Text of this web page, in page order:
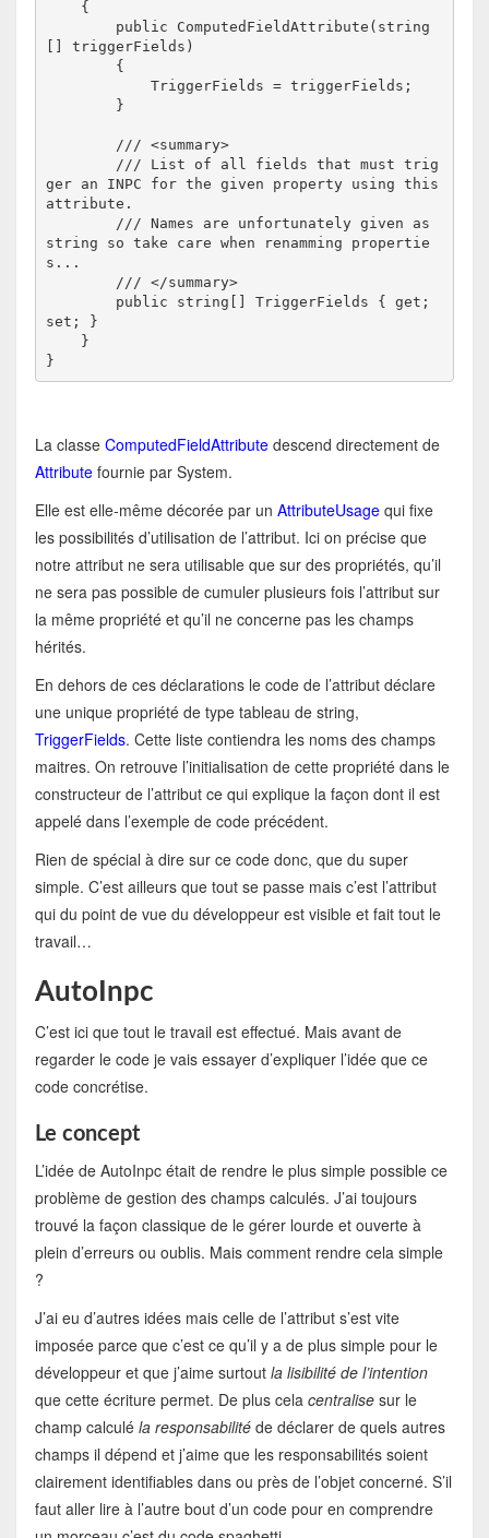
[] triggerFields)
            TriggerFields = triggerFields;
ger an INPC for the given property using this
attribute.
string so take care when renamming propertie
s...
set; }
}
La classe ComputedFieldAttributedescend directement de
Attributefournie par System.
Elle est elle-même décorée par un AttributeUsagequi fixe
les possibilités d’utilisation de l’attribut. Ici on précise que
notre attribut ne sera utilisable que sur des propriétés, qu’il
ne sera pas possible de cumuler plusieurs fois l’attribut sur
la même propriété et qu’il ne concerne pas les champs
hérités.
En dehors de ces déclarations le code de l’attribut déclare
une unique propriété de type tableau de string,
TriggerFields. Cette liste contiendra les noms des champs
maitres. On retrouve l’initialisation de cette propriété dans le
constructeur de l’attribut ce qui explique la façon dont il est
appelé dans l’exemple de code précédent.
Rien de spécial à dire sur ce code donc, que du super
simple. C’est ailleurs que tout se passe mais c’est l’attribut
qui du point de vue du développeur est visible et fait tout le
travail…
AutoInpc
C’est ici que tout le travail est effectué. Mais avant de
regarder le code je vais essayer d’expliquer l’idée que ce
code concrétise.
Le concept
L’idée de AutoInpc était de rendre le plus simple possible ce
problème de gestion des champs calculés. J’ai toujours
trouvé la façon classique de le gérer lourde et ouverte à
plein d’erreurs ou oublis. Mais comment rendre cela simple
?
J’ai eu d’autres idées mais celle de l’attribut s’est vite
imposée parce que c’est ce qu’il y a de plus simple pour le
développeur et que j’aime surtoutla lisibilité de l’intention
que cette écriture permet. De plus cela centralisesur le
champ calculé la responsabilitéde déclarer de quels autres
champs il dépend et j’aime que les responsabilités soient
clairement identifiables dans ou près de l’objet concerné. S’il
faut aller lire à l’autre bout d’un code pour en comprendre